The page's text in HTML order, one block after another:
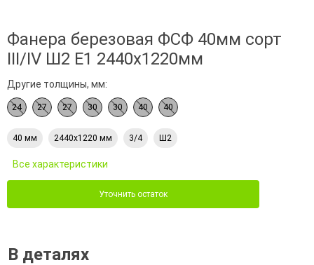
Фанера березовая ФСФ 40мм сорт
III/IV Ш2 Е1 2440x1220мм
Другие толщины, мм:
24 27 27 30 30 40 40
40 мм 2440х1220 мм 3/4 Ш2
Все характеристики
Уточнить остаток
В деталях